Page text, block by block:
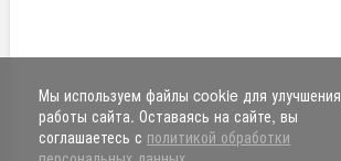
Мы используем файлы cookie для улучшения
работы сайта. Оставаясь на сайте, вы
соглашаетесь с политикой обработки